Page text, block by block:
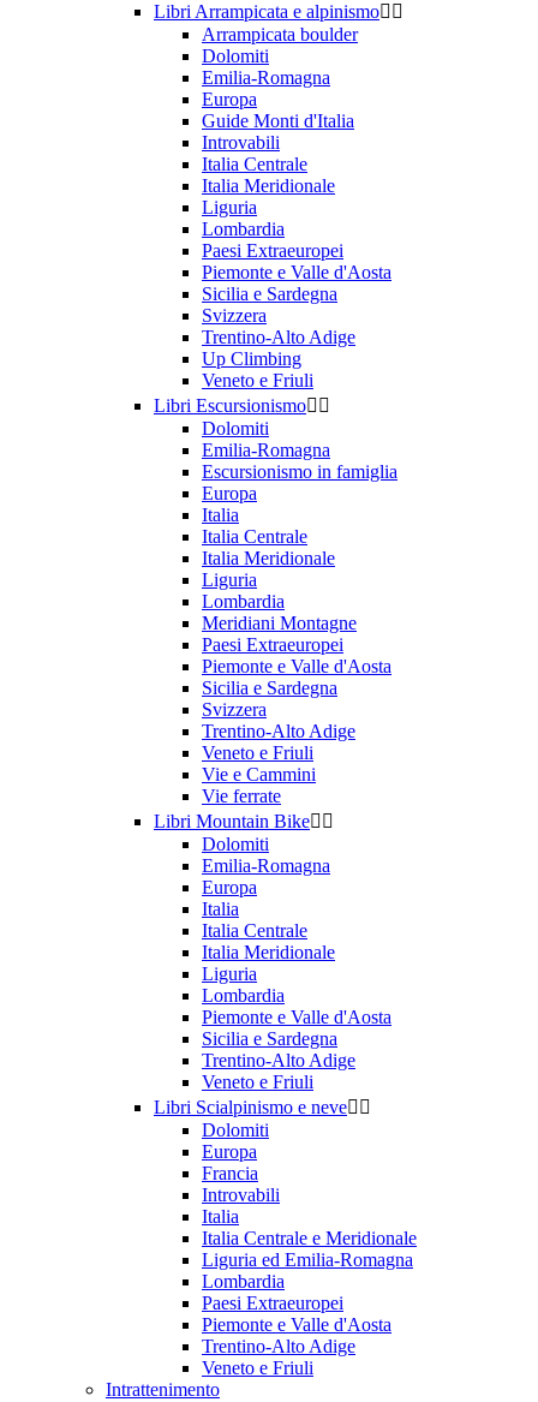
Libri Arrampicata e alpinismo 
Arrampicata boulder
Dolomiti
Emilia-Romagna
Europa
Guide Monti d'Italia
Introvabili
Italia Centrale
Italia Meridionale
Liguria
Lombardia
Paesi Extraeuropei
Piemonte e Valle d'Aosta
Sicilia e Sardegna
Svizzera
Trentino-Alto Adige
Up Climbing
Veneto e Friuli
Libri Escursionismo 
Dolomiti
Emilia-Romagna
Escursionismo in famiglia
Europa
Italia
Italia Centrale
Italia Meridionale
Liguria
Lombardia
Meridiani Montagne
Paesi Extraeuropei
Piemonte e Valle d'Aosta
Sicilia e Sardegna
Svizzera
Trentino-Alto Adige
Veneto e Friuli
Vie e Cammini
Vie ferrate
Libri Mountain Bike 
Dolomiti
Emilia-Romagna
Europa
Italia
Italia Centrale
Italia Meridionale
Liguria
Lombardia
Piemonte e Valle d'Aosta
Sicilia e Sardegna
Trentino-Alto Adige
Veneto e Friuli
Libri Scialpinismo e neve 
Dolomiti
Europa
Francia
Introvabili
Italia
Italia Centrale e Meridionale
Liguria ed Emilia-Romagna
Lombardia
Paesi Extraeuropei
Piemonte e Valle d'Aosta
Trentino-Alto Adige
Veneto e Friuli
Intrattenimento